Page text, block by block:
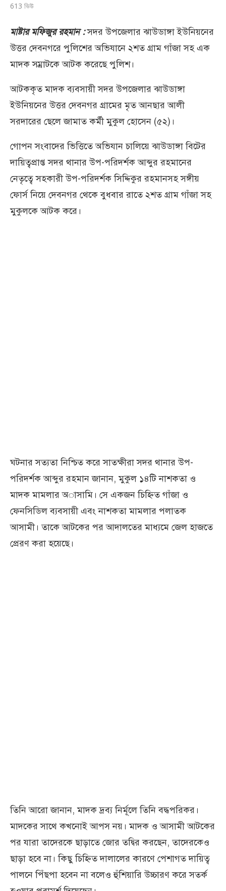
613 ভিউ
মাষ্টার মফিজুর রহমান : সদর উপজেলার ঝাউডাঙ্গা ইউনিয়নের
উত্তর দেবনগরে পুলিশের অভিযানে ২শত গ্রাম গাঁজা সহ এক
মাদক সম্রাটকে আটক করেছে পুলিশ।
আটককৃত মাদক ব্যবসায়ী সদর উপজেলার ঝাউডাঙ্গা
ইউনিয়নের উত্তর দেবনগর গ্রামের মৃত আনছার আলী
সরদারের ছেলে জামাত কর্মী মুকুল হোসেন (৫২)।
গোপন সংবাদের ভিত্তিতে অভিযান চালিয়ে ঝাউডাঙ্গা বিটের
দায়িত্বপ্রাপ্ত সদর থানার উপ-পরিদর্শক আব্দুর রহমানের
নেতৃত্বে সহকারী উপ-পরিদর্শক সিদ্দিকুর রহমানসহ সঙ্গীয়
ফোর্স নিয়ে দেবনগর থেকে বুধবার রাতে ২শত গ্রাম গাঁজা সহ
মুকুলকে আটক করে।
ঘটনার সত্যতা নিশ্চিত করে সাতক্ষীরা সদর থানার উপ-
পরিদর্শক আব্দুর রহমান জানান, মুকুল ১৪টি নাশকতা ও
মাদক মামলার অাসামি। সে একজন চিহ্নিত গাঁজা ও
ফেনসিডিল ব্যবসায়ী এবং নাশকতা মামলার পলাতক
আসামী। তাকে আটকের পর আদালতের মাধ্যমে জেল হাজতে
প্রেরণ করা হয়েছে।
তিনি আরো জানান, মাদক দ্রব্য নির্মূলে তিনি বদ্ধপরিকর।
মাদকের সাথে কখনোই আপস নয়। মাদক ও আসামী আটকের
পর যারা তাদেরকে ছাড়াতে জোর তদ্বির করছেন, তাদেরকেও
ছাড়া হবে না। কিছু চিহ্নিত দালালের কারণে পেশাগত দায়িত্ব
পালনে পিঁছপা হবেন না বলেও হুঁশিয়ারি উচ্চারণ করে সতর্ক